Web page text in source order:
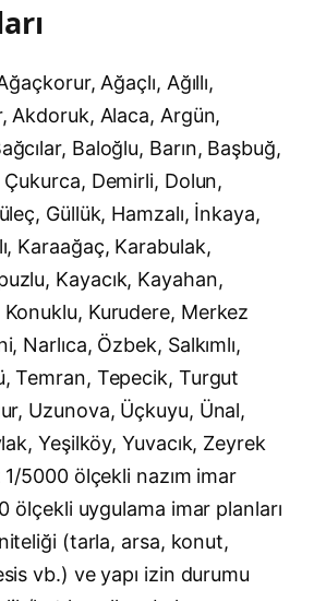
Ağaçlı, Ağıllı,
Akdoruk, Alaca, Argün,
Baloğlu, Barın, Başbuğ,
Çukurca, Demirli, Dolun,
Güllük, Hamzalı, İnkaya,
Karaağaç, Karabulak,
Kayacık, Kayahan,
Kurudere, Merkez
Narlıca, Özbek, Salkımlı,
Temran, Tepecik, Turgut
Uzunova, Üçkuyu, Ünal,
Yeşilköy, Yuvacık, Zeyrek
5000 ölçekli nazım imar
ölçekli uygulama imar planları
(tarla, arsa, konut,
vb.) ve yapı izin durumu